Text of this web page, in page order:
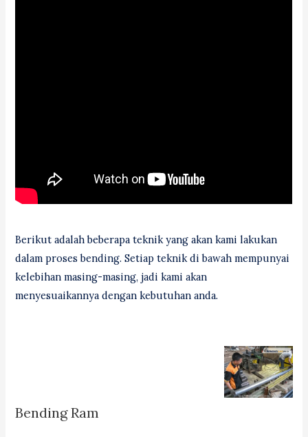
Berikut adalah beberapa teknik yang akan kami lakukan
dalam proses bending. Setiap teknik di bawah mempunyai
kelebihan masing-masing, jadi kami akan
menyesuaikannya dengan kebutuhan anda.
Bending Ram